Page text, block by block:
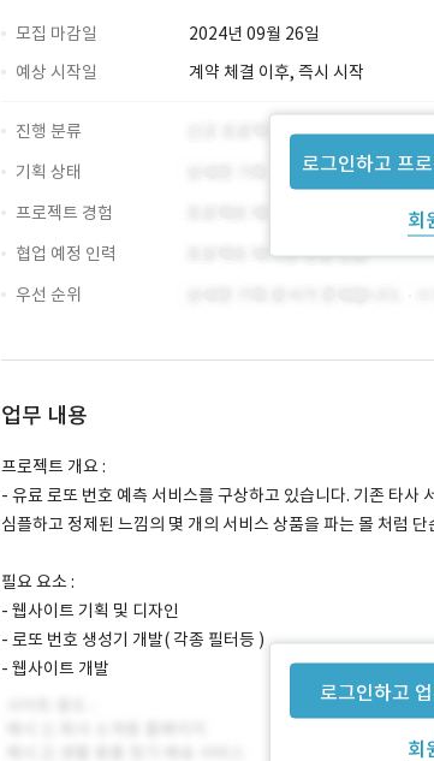
모집 마감일 2024년 09월 26일
로그인하고 프
회
예상 시작일 계약 체결 이후, 즉시 시작
진행 분류
기획 상태
프로젝트 경험
협업 예정 인력
우선 순위
업무 내용
로그인하고
회
프로젝트 개요 :
- 유료 로또 번호 예측 서비스를 구상하고 있습니다. 기존 타사
심플하고 정제된 느낌의 몇 개의 서비스 상품을 파는 몰 처럼
필요 요소 :
- 웹사이트 기획 및 디자인
- 로또 번호 생성기 개발( 각종 필터등 )
- 웹사이트 개발